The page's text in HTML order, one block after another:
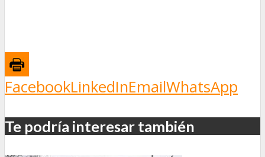
FacebookLinkedInEmailWhatsApp
Te podría interesar también